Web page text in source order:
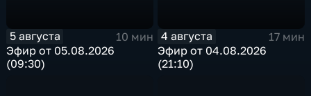
5 августа
10 мин
Эфир от 05.08.2026
(09:30)
4 августа
17 мин
Эфир от 04.08.2026
(21:10)